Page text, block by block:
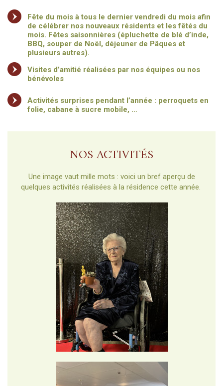
Fête du mois à tous le dernier vendredi du mois afin
de célébrer nos nouveaux résidents et les fêtés du
mois. Fêtes saisonnières (épluchette de blé d’inde,
BBQ, souper de Noël, déjeuner de Pâques et
plusieurs autres).
Visites d’amitié réalisées par nos équipes ou nos
bénévoles
Activités surprises pendant l’année : perroquets en
folie, cabane à sucre mobile, …
NOS ACTIVITÉS
Une image vaut mille mots : voici un bref aperçu de
quelques activités réalisées à la résidence cette année.